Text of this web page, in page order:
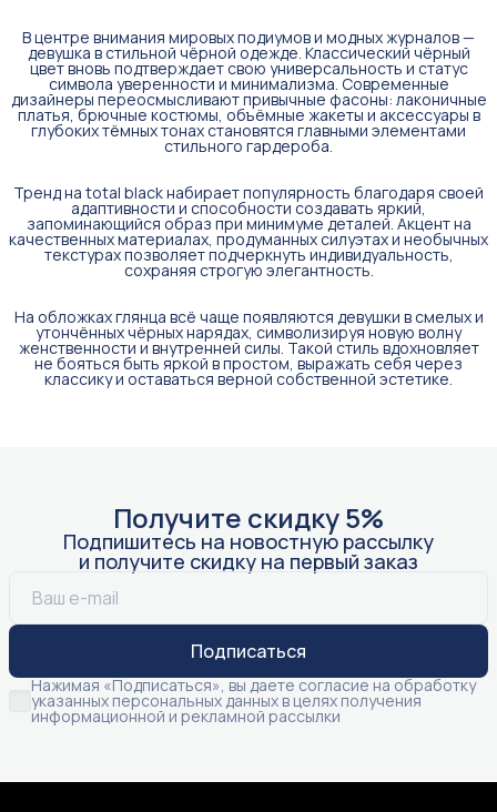
В центре внимания мировых подиумов и модных журналов —
девушка в стильной чёрной одежде. Классический чёрный
цвет вновь подтверждает свою универсальность и статус
символа уверенности и минимализма. Современные
дизайнеры переосмысливают привычные фасоны: лаконичные
платья, брючные костюмы, объёмные жакеты и аксессуары в
глубоких тёмных тонах становятся главными элементами
стильного гардероба.
Тренд на total black набирает популярность благодаря своей
адаптивности и способности создавать яркий,
запоминающийся образ при минимуме деталей. Акцент на
качественных материалах, продуманных силуэтах и необычных
текстурах позволяет подчеркнуть индивидуальность,
сохраняя строгую элегантность.
На обложках глянца всё чаще появляются девушки в смелых и
утончённых чёрных нарядах, символизируя новую волну
женственности и внутренней силы. Такой стиль вдохновляет
не бояться быть яркой в простом, выражать себя через
классику и оставаться верной собственной эстетике.
Получите скидку 5%
Подпишитесь на новостную рассылку
и получите скидку на первый заказ
Подписаться
Нажимая «Подписаться», вы даете согласие на обработку
указанных персональных данных в целях получения
информационной и рекламной рассылки